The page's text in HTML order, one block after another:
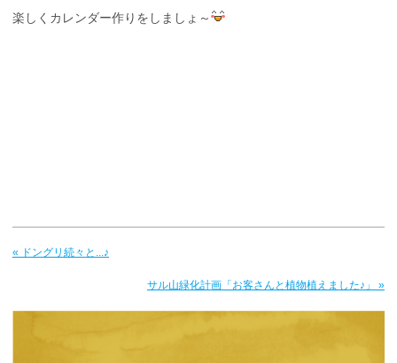
楽しくカレンダー作りをしましょ～
« ドングリ続々と...♪
サル山緑化計画「お客さんと植物植えました♪」 »